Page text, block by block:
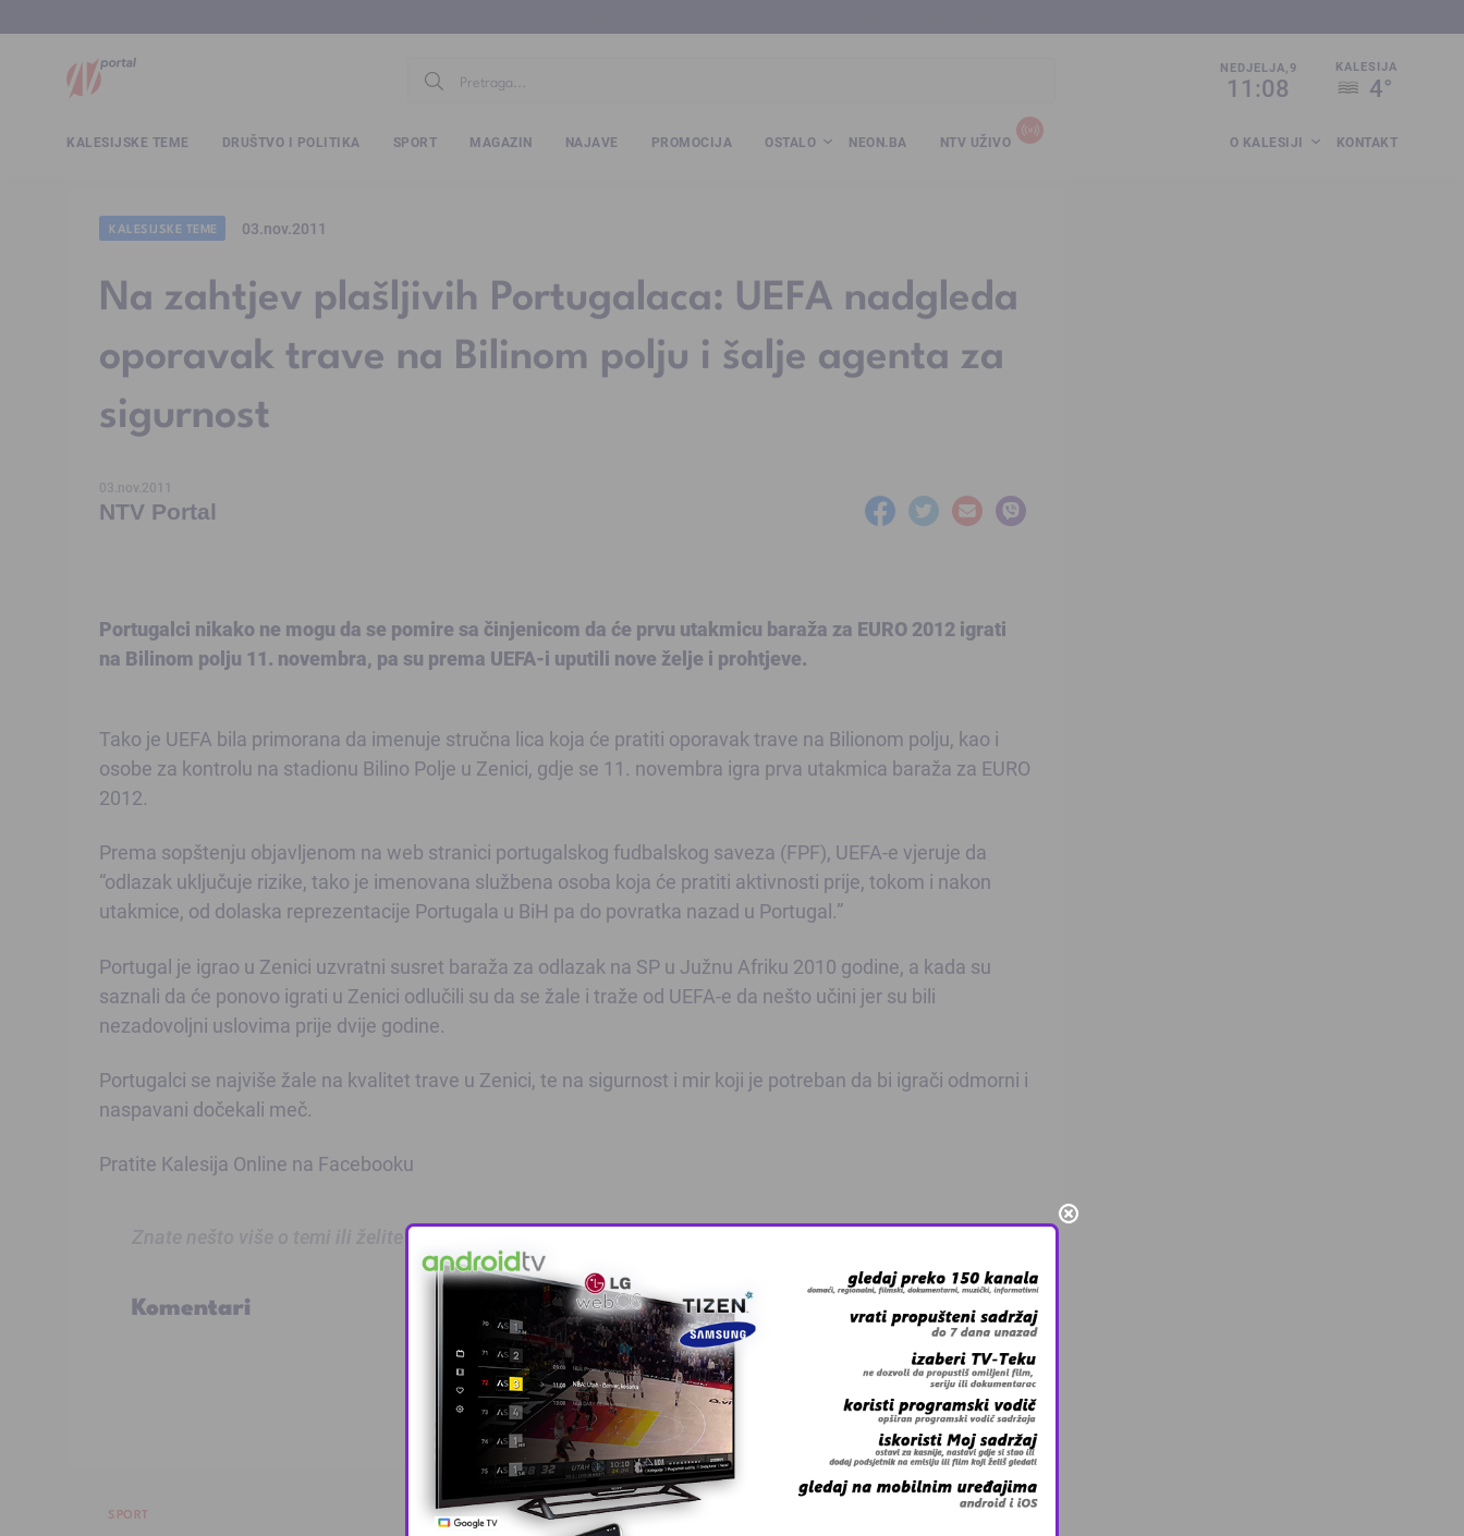
NEDJELJA,9
11:08
KALESIJA
4°
KALESIJSKE TEME DRUŠTVO I POLITIKA SPORT MAGAZIN NAJAVE PROMOCIJA OSTALO NEON.BA NTV UŽIVO O KALESIJI KONTAKT
KALESIJSKE TEME 03.nov.2011
Na zahtjev plašljivih Portugalaca: UEFA nadgleda
oporavak trave na Bilinom polju i šalje agenta za
sigurnost
03.nov.2011
NTV Portal
Portugalci nikako ne mogu da se pomire sa činjenicom da će prvu utakmicu baraža za EURO 2012 igrati
na Bilinom polju 11. novembra, pa su prema UEFA-i uputili nove želje i prohtjeve.
Tako je UEFA bila primorana da imenuje stručna lica koja će pratiti oporavak trave na Bilionom polju, kao i
osobe za kontrolu na stadionu Bilino Polje u Zenici, gdje se 11. novembra igra prva utakmica baraža za EURO
2012.
Prema sopštenju objavljenom na web stranici portugalskog fudbalskog saveza (FPF), UEFA-e vjeruje da
“odlazak uključuje rizike, tako je imenovana službena osoba koja će pratiti aktivnosti prije, tokom i nakon
utakmice, od dolaska reprezentacije Portugala u BiH pa do povratka nazad u Portugal.”
Portugal je igrao u Zenici uzvratni susret baraža za odlazak na SP u Južnu Afriku 2010 godine, a kada su
saznali da će ponovo igrati u Zenici odlučili su da se žale i traže od UEFA-e da nešto učini jer su bili
nezadovoljni uslovima prije dvije godine.
Portugalci se najviše žale na kvalitet trave u Zenici, te na sigurnost i mir koji je potreban da bi igrači odmorni i
naspavani dočekali meč.
Pratite Kalesija Online na Facebooku
Znate nešto više o temi ili želite prijaviti grešku u tekstu?
Komentari
SPORT